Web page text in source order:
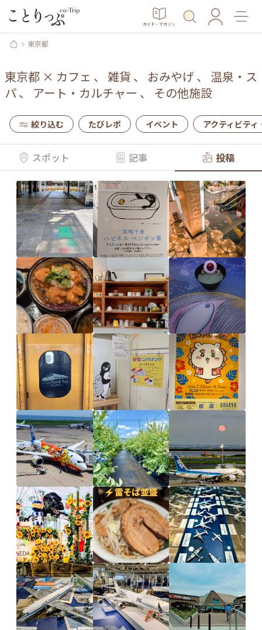
ガイド・マガジン
東京都
東京都 × カフェ 、 雑貨 、 おみやげ 、 温泉・ス
パ、 アート・カルチャー 、 その他施設
絞り込む たびレポ イベント アクティビティ
スポット 記事 投稿